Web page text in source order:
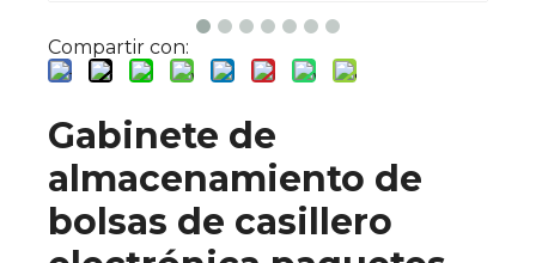
Compartir con:
Gabinete de
almacenamiento de
bolsas de casillero